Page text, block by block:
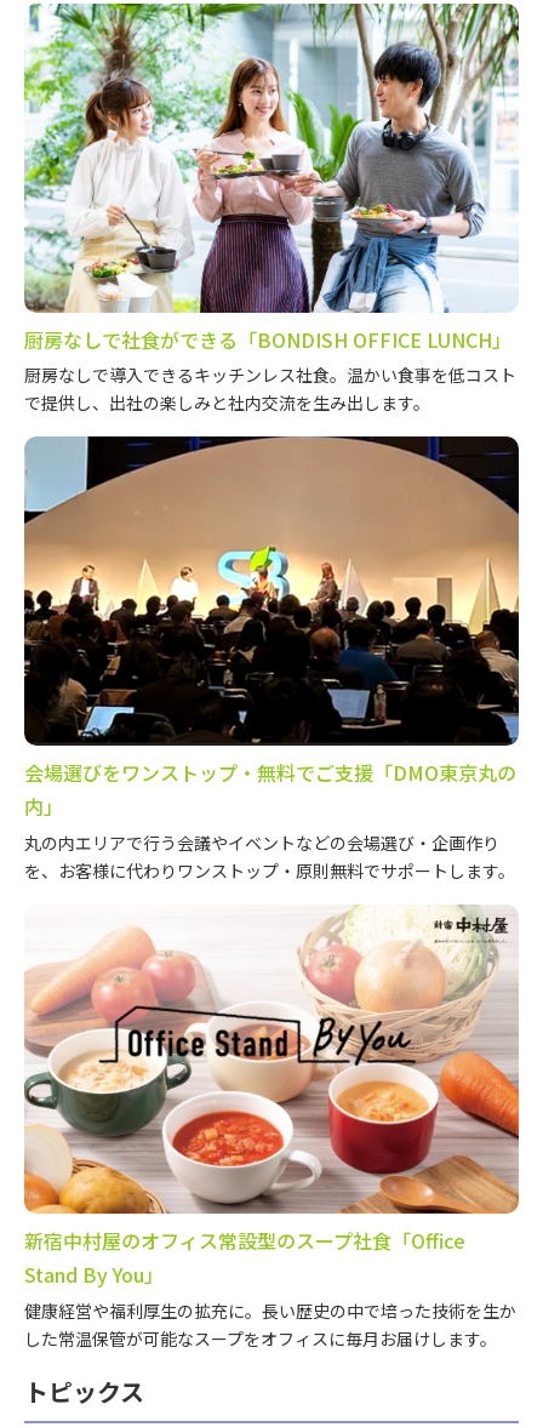
厨房なしで社食ができる「BONDISH OFFICE LUNCH」
厨房なしで導入できるキッチンレス社食。温かい食事を低コスト
で提供し、出社の楽しみと社内交流を生み出します。
会場選びをワンストップ・無料でご支援「DMO東京丸の
内」
丸の内エリアで行う会議やイベントなどの会場選び・企画作り
を、お客様に代わりワンストップ・原則無料でサポートします。
新宿中村屋のオフィス常設型のスープ社食「Office
Stand By You」
健康経営や福利厚生の拡充に。長い歴史の中で培った技術を生か
した常温保管が可能なスープをオフィスに毎月お届けします。
トピックス